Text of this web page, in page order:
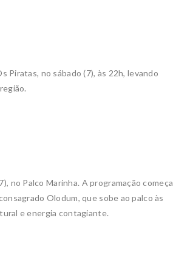
Piratas, no sábado (7), às 22h, levando
no Palco Marinha. A programação começa
Olodum, que sobe ao palco às
e energia contagiante.